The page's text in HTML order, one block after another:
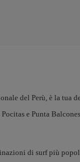
del Perù, è la tua
e Punta
di surf più